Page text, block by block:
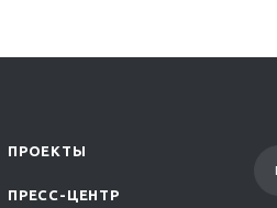
ПРОЕКТЫ
ПРЕСС-ЦЕНТР